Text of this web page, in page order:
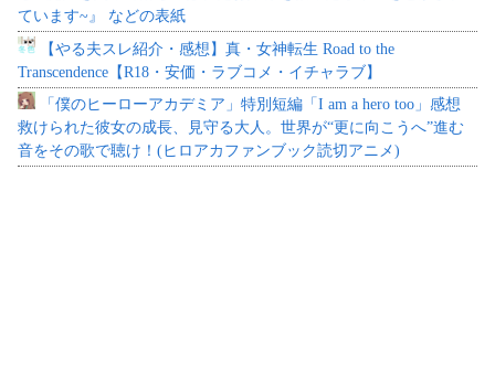
ています~』 などの表紙
【やる夫スレ紹介・感想】真・女神転生 Road to the
Transcendence【R18・安価・ラブコメ・イチャラブ】
「僕のヒーローアカデミア」特別短編「I am a hero too」感想
救けられた彼女の成長、見守る大人。世界が“更に向こうへ”進む
音をその歌で聴け！(ヒロアカファンブック読切アニメ)